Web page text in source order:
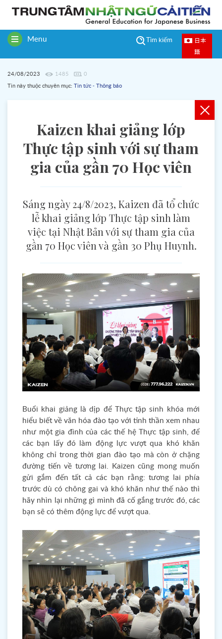
ToggleMenu
日本
語
Tìm kiếm
24/08/2023 1485 0
Tin này thuộc chuyên mục: Tin tức - Thông báo
Kaizen khai giảng lớp
Thực tập sinh với sự tham
gia của gần 70 Học viên
Sáng ngày 24/8/2023, Kaizen đã tổ chức
lễ khai giảng lớp Thực tập sinh làm
việc tại Nhật Bản với sự tham gia của
gần 70 Học viên và gần 30 Phụ Huynh.
Buổi khai giảng là dịp để Thực tập sinh khóa mới
hiểu biết về văn hóa đào tạo với tinh thần xem nhau
như một gia đình của các thế hệ Thực tập sinh, để
các bạn lấy đó làm động lực vượt qua khó khăn
không chỉ trong thời gian đào tạo mà còn ở chặng
đường tiến về tương lai. Kaizen cũng mong muốn
gửi gắm đến tất cả các bạn rằng: tương lai phía
trước dù có chông gai và khó khăn như thế nào thì
hãy nhìn lại những gì mình đã cố gắng trước đó, các
bạn sẽ có thêm động lực để vượt qua.